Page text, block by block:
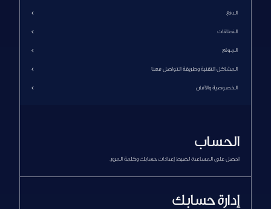
الدفع
الدفع والاشتراك
خطط الاشتراك
النطاقات
الموقع
الصفحات والمحتوى
الاعدادات
اللغات
المشتركين
المشاكل التقنية وطريقة التواصل معنا
المشاكل التقنية
الخصوصية والأمان
الحساب
احصل على المساعدة لضبط إعدادات حسابك وكلمة المرور.
إدارة حسابك